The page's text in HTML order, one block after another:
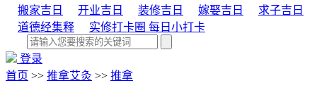
搬家吉日
开业吉日 装修吉日 嫁娶吉日
求子吉日
道德经集释
实修打卡圈 每日小打卡
登录
首页 >> 推拿艾灸 >> 推拿